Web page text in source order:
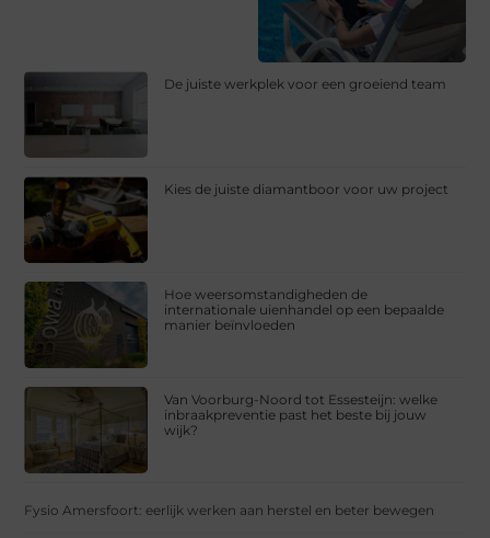
De juiste werkplek voor een groeiend team
Kies de juiste diamantboor voor uw project
Hoe weersomstandigheden de
internationale uienhandel op een bepaalde
manier beïnvloeden
Van Voorburg-Noord tot Essesteijn: welke
inbraakpreventie past het beste bij jouw
wijk?
Fysio Amersfoort: eerlijk werken aan herstel en beter bewegen